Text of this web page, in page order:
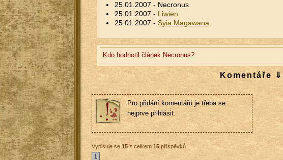
25.01.2007 - Necronus
25.01.2007 -
Liwien
25.01.2007 - Syia Magawana
Kdo hodnotil článek Necronus?
Komentáře ⇓
Pro přidání komentářů je třeba se
nejprve přihlásit.
Vypisuje se15z celkem 15příspěvků
1